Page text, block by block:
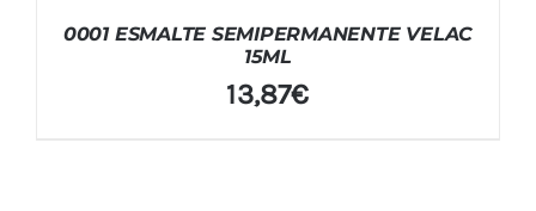
0001 ESMALTE SEMIPERMANENTE VELAC
15ML
13,87€